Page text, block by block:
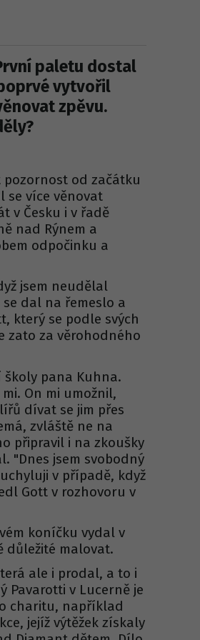
paletu dostal
vytvořil
zpěvu.
pozornost od začátku
se více věnovat
v Česku i v řadě
nad Rýnem a
odpočinku a
jsem neudělal
dal na řemeslo a
který se podle svých
zato za věrohodného
pana Kuhna.
On mi umožnil,
dívat se jim přes
zvláště ne na
připravil i na zkoušky
"Dnes jsem svobodný
v případě, když
Gott v rozhovoru v
koníčku vydal v
důležité malovat.
ale i prodal, a to i
Pavarotti v Lucerně je
charitu, například
jejíž výtěžek získaly